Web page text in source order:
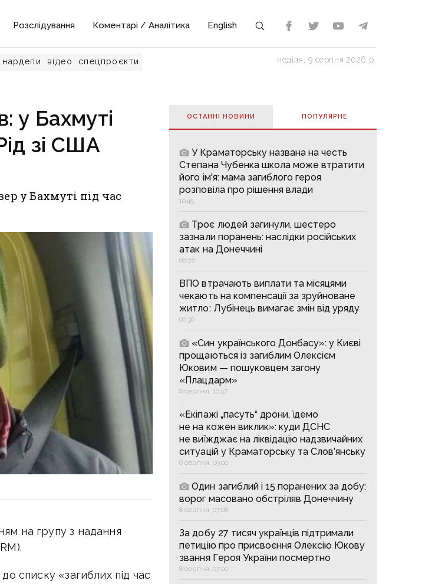
Розслідування Коментарі / Аналітика English
нардепи відео спецпроєкти неділя, 9 серпня 2026 р.
у Бахмуті
зі США
у Бахмуті під час
на групу з надання
списку «загиблих під час
ОСТАННІ НОВИНИ ПОПУЛЯРНE
У Краматорську названа на честь
Степана Чубенка школа може втратити
його ім'я: мама загиблого героя
розповіла про рішення влади
10:45
Троє людей загинули, шестеро
зазнали поранень: наслідки російських
атак на Донеччині
08:28
ВПО втрачають виплати та місяцями
чекають на компенсації за зруйноване
житло: Лубінець вимагає змін від уряду
06:30
«Син українського Донбасу»: у Києві
прощаються із загиблим Олексієм
Юковим — пошуковцем загону
«Плацдарм»
8 серпня, 10:47
«Екіпажі „пасуть“ дрони, їдемо
не на кожен виклик»: куди ДСНС
не виїжджає на ліквідацію надзвичайних
ситуацій у Краматорську та Слов’янську
8 серпня, 09:00
Один загиблий і 15 поранених за добу:
ворог масовано обстріляв Донеччину
8 серпня, 07:08
За добу 27 тисяч українців підтримали
петицію про присвоєння Олексію Юкову
звання Героя України посмертно
8 серпня, 07:00